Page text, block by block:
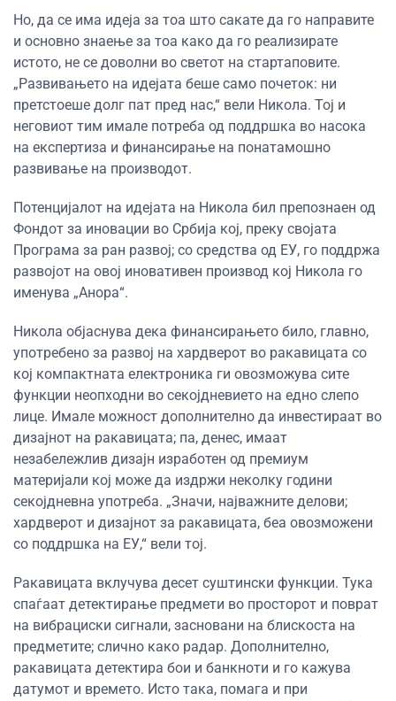
Но, да се има идеја за тоа што сакате да го направите
и основно знаење за тоа како да го реализирате
истото, не се доволни во светот на стартаповите.
„Развивањето на идејата беше само почеток: ни
претстоеше долг пат пред нас,“ вели Никола. Тој и
неговиот тим имале потреба од поддршка во насока
на експертиза и финансирање на понатамошно
развивање на производот.
Потенцијалот на идејата на Никола бил препознаен од
Фондот за иновации во Србија кој, преку својата
Програма за ран развој; со средства од ЕУ, го поддржа
развојот на овој иновативен производ кој Никола го
именува „Анора“.
Никола објаснува дека финансирањето било, главно,
употребено за развој на хардверот во ракавицата со
кој компактната електроника ги овозможува сите
функции неопходни во секојдневието на едно слепо
лице. Имале можност дополнително да инвестираат во
дизајнот на ракавицата; па, денес, имаат
незабележлив дизајн изработен од премиум
материјали кој може да издржи неколку години
секојдневна употреба. „Значи, најважните делови;
хардверот и дизајнот за ракавицата, беа овозможени
со поддршка на ЕУ,“ вели тој.
Ракавицата вклучува десет суштински функции. Тука
спаѓаат детектирање предмети во просторот и поврат
на вибрациски сигнали, засновани на блискоста на
предметите; слично како радар. Дополнително,
ракавицата детектира бои и банкноти и го кажува
датумот и времето. Исто така, помага и при